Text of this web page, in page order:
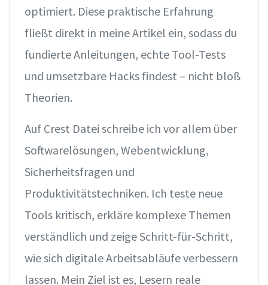
optimiert. Diese praktische Erfahrung
fließt direkt in meine Artikel ein, sodass du
fundierte Anleitungen, echte Tool-Tests
und umsetzbare Hacks findest – nicht bloß
Theorien.
Auf Crest Datei schreibe ich vor allem über
Softwarelösungen, Webentwicklung,
Sicherheitsfragen und
Produktivitätstechniken. Ich teste neue
Tools kritisch, erkläre komplexe Themen
verständlich und zeige Schritt-für-Schritt,
wie sich digitale Arbeitsabläufe verbessern
lassen. Mein Ziel ist es, Lesern reale